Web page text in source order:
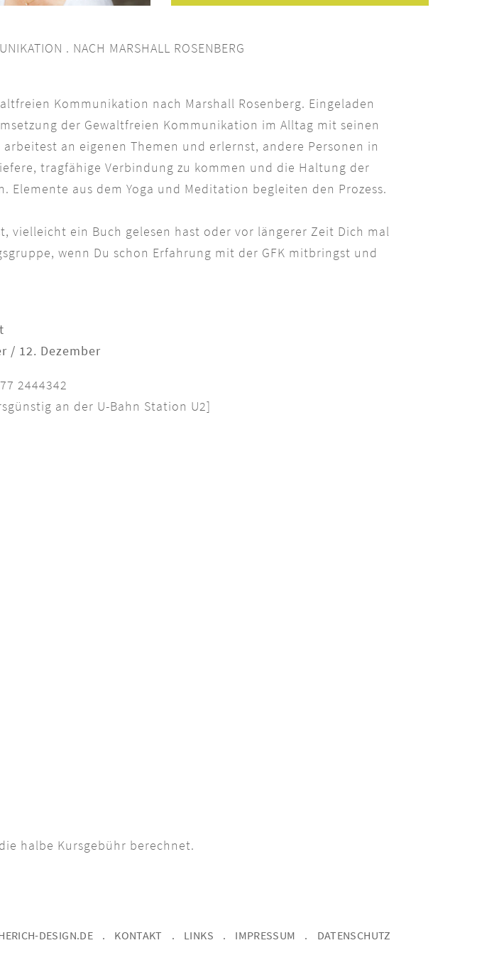
. NACH MARSHALL ROSENBERG
Kommunikation nach Marshall Rosenberg. Eingeladen
der Gewaltfreien Kommunikation im Alltag mit seinen
an eigenen Themen und erlernst, andere Personen in
tragfähige Verbindung zu kommen und die Haltung der
aus dem Yoga und Meditation begleiten den Prozess.
vielleicht ein Buch gelesen hast oder vor längerer Zeit Dich mal
wenn Du schon Erfahrung mit der GFK mitbringst und
/ 12. Dezember
2444342
an der U-Bahn Station U2]
halbe Kursgebühr berechnet.
DESIGN.DE KONTAKT LINKS IMPRESSUM DATENSCHUTZ